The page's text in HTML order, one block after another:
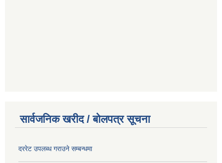
सार्वजनिक खरीद / बोलपत्र सूचना
दररेट उपलब्ध गराउने सम्बन्धमा